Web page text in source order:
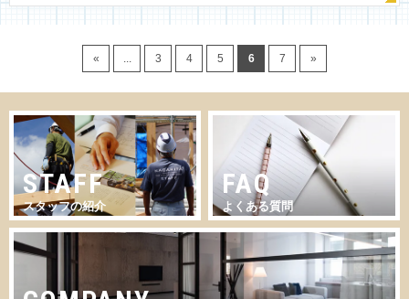
« ... 3 4 5 6 7 »
STAFF
スタッフの紹介
FAQ
よくある質問